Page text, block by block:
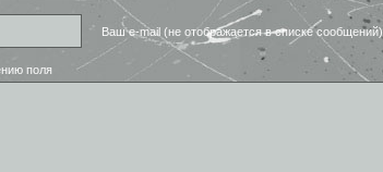
Ваш e-mail (не отображается в списке сообщений)
поля